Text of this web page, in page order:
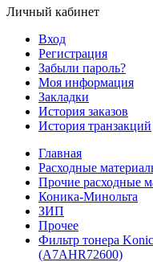
Личный кабинет
Вход
Регистрация
Забыли пароль?
Моя информация
Закладки
История заказов
История транзакций
Главная
Расходные
Прочие расходные
Коника-Минольта
ЗИП
Прочее
Фильтр тонера
(A7AHR72600)